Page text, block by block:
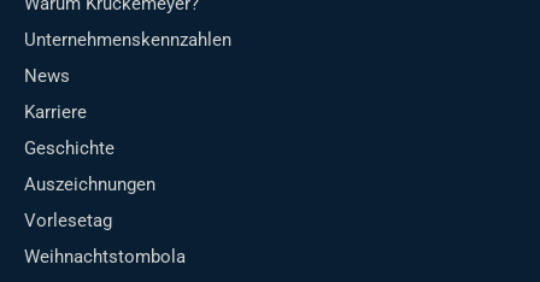
Unternehmenskennzahlen
News
Karriere
Geschichte
Auszeichnungen
Vorlesetag
Weihnachtstombola